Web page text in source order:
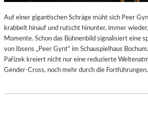
Auf einer gigantischen Schräge müht sich Peer
krabbelt hinauf und rutscht hinunter, immer
Momente. Schon das Bühnenbild signalisiert eine
von Ibsens „Peer Gynt“ im Schauspielhaus
Pařízek kreiert nicht nur eine reduzierte
Gender-Cross, noch mehr durch die